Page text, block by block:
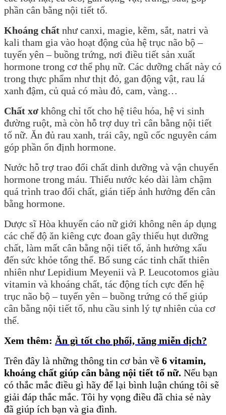
phần cân bằng nội tiết tố.
Khoáng chất như canxi, magie, kẽm, sắt, natri và
kali tham gia vào hoạt động của hệ trục não bộ –
tuyến yên – buồng trứng, nơi điều tiết sản xuất
hormone trong cơ thể phụ nữ. Các dưỡng chất này có
trong thực phẩm như thịt đỏ, gan động vật, rau lá
xanh đậm, củ quả có màu đỏ, cam, vàng…
Chất xơ không chỉ tốt cho hệ tiêu hóa, hệ vi sinh
đường ruột, mà còn hỗ trợ duy trì cân bằng nội tiết
tố nữ. Ăn đủ rau xanh, trái cây, ngũ cốc nguyên cám
góp phần ổn định hormone.
Nước hỗ trợ trao đổi chất dinh dưỡng và vận chuyển
hormone trong máu. Thiếu nước kéo dài làm chậm
quá trình trao đổi chất, gián tiếp ảnh hưởng đến cân
bằng hormone.
Dược sĩ Hòa khuyến cáo nữ giới không nên áp dụng
các chế độ ăn kiêng cực đoan gây thiếu hụt dưỡng
chất, làm mất cân bằng nội tiết tố, ảnh hưởng xấu
đến sức khỏe tổng thể. Bổ sung các tinh chất thiên
nhiên như Lepidium Meyenii và P. Leucotomos giàu
vitamin và khoáng chất, tác động tích cực đến hệ
trục não bộ – tuyến yên – buồng trứng có thể giúp
cân bằng nội tiết tố, nhu cầu sinh lý tự nhiên của cơ
thể.
Xem thêm: Ăn gì tốt cho phổi, tăng miễn dịch?
Trên đây là những thông tin cơ bản về 6 vitamin,
khoáng chất giúp cân bằng nội tiết tố nữ. Nếu bạn
có thắc mắc điều gì hãy để lại bình luận chúng tôi sẽ
giải đáp thắc mắc. Tôi hy vọng điều đã chia sẻ này
đã giúp ích bạn và gia đình.